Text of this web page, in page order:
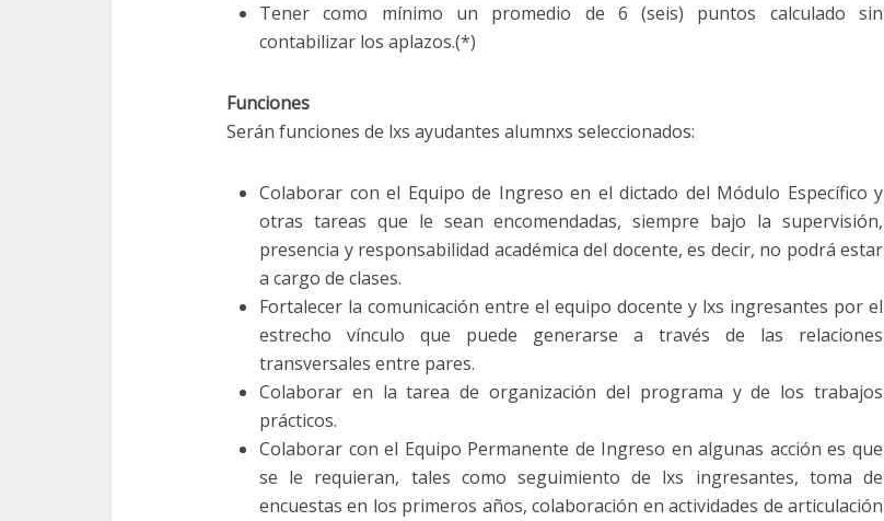
Tener como mínimo un promedio de 6 (seis) puntos calculado sin
contabilizar los aplazos.(*)
Funciones
Serán funciones de lxs ayudantes alumnxs seleccionados:
Colaborar con el Equipo de Ingreso en el dictado del Módulo Específico y
otras tareas que le sean encomendadas, siempre bajo la supervisión,
presencia y responsabilidad académica del docente, es decir, no podrá estar
a cargo de clases.
Fortalecer la comunicación entre el equipo docente y lxs ingresantes por el
estrecho vínculo que puede generarse a través de las relaciones
transversales entre pares.
Colaborar en la tarea de organización del programa y de los trabajos
prácticos.
Colaborar con el Equipo Permanente de Ingreso en algunas acción es que
se le requieran, tales como seguimiento de lxs ingresantes, toma de
encuestas en los primeros años, colaboración en actividades de articulación